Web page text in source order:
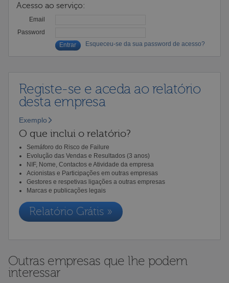
Acesso ao serviço:
Email
Password
Esqueceu-se da sua password de acesso?
Registe-se e aceda ao relatório
desta empresa
Exemplo
O que inclui o relatório?
Semáforo do Risco de Failure
Evolução das Vendas e Resultados (3 anos)
NIF, Nome, Contactos e Atividade da empresa
Acionistas e Participações em outras empresas
Gestores e respetivas ligações a outras empresas
Marcas e publicações legais
Relatório Grátis »
Outras empresas que lhe podem
interessar